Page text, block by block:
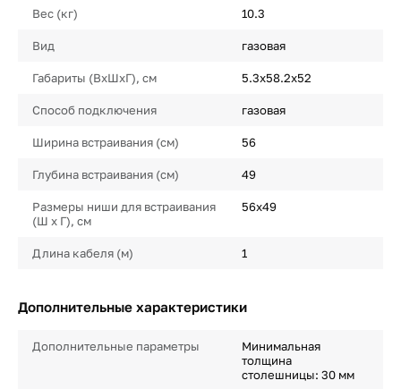
Вес (кг) 10.3
Вид газовая
Габариты (ВхШхГ), см 5.3х58.2х52
Способ подключения газовая
Ширина встраивания (см) 56
Глубина встраивания (см) 49
Размеры ниши для встраивания
(Ш х Г), см
56х49
Длина кабеля (м) 1
Дополнительные характеристики
Дополнительные параметры
Минимальная
толщина
столешницы: 30 мм